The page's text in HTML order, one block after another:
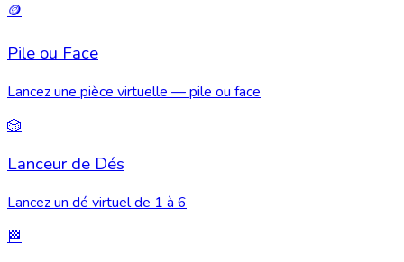
🪙
Pile ou Face
Lancez une pièce virtuelle — pile ou face
🎲
Lanceur de Dés
Lancez un dé virtuel de 1 à 6
🏁